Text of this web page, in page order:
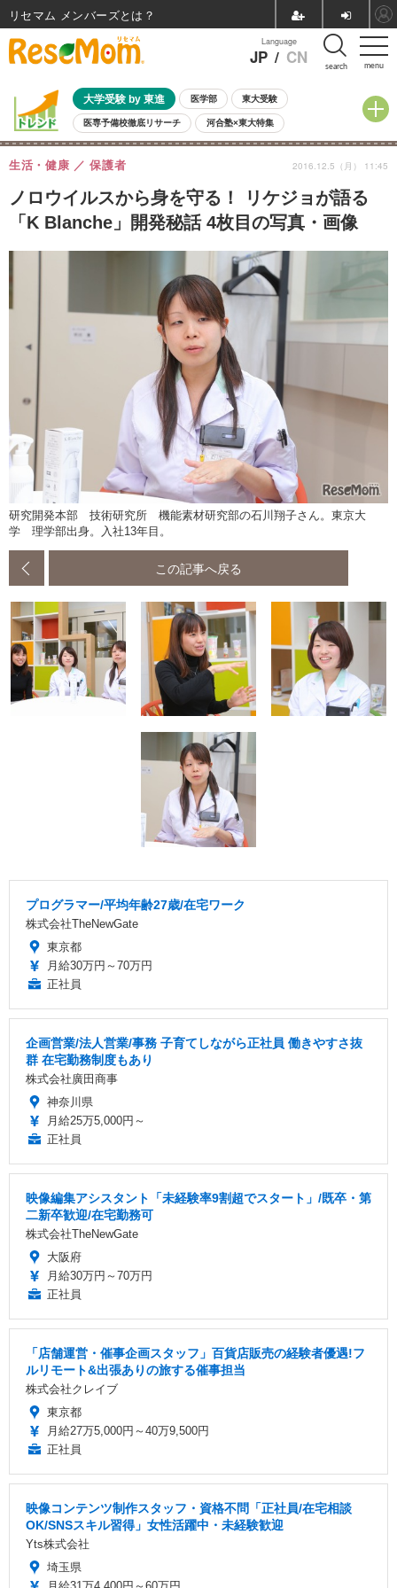
menu
Language
JP / CN search
大学受験 by 東進 医学部 東大受験
医専予備校徹底リサーチ 河合塾×東大特集
親子で考える大学選び 高校受験 中学受験 小学校受験
共通テスト 夏休み
8月開催イベント・WS 全国公立高校 過去問 人気記事
自由研究教材（小学生向け） 自由研究教材（中学生向け） ランキング
ノロウイルスから身を守る！ リケジョが語る
「K Blanche」開発秘話 4枚目の写真・画像
生活・健康 保護者 2016.12.5（月） 11:45
研究開発本部 技術研究所 機能素材研究部の石川翔子さん。東京大
学 理学部出身。入社13年目。
この記事へ戻る
プログラマー/平均年齢27歳/在宅ワーク
株式会社TheNewGate
東京都
月給30万円～70万円
正社員
企画営業/法人営業/事務 子育てしながら正社員 働きやすさ抜
群 在宅勤務制度もあり
株式会社廣田商事
神奈川県
月給25万5,000円～
正社員
映像編集アシスタント「未経験率9割超でスタート」/既卒・第
二新卒歓迎/在宅勤務可
株式会社TheNewGate
大阪府
月給30万円～70万円
正社員
「店舗運営・催事企画スタッフ」百貨店販売の経験者優遇!フ
ルリモート&出張ありの旅する催事担当
株式会社クレイブ
東京都
月給27万5,000円～40万9,500円
正社員
映像コンテンツ制作スタッフ・資格不問「正社員/在宅相談
OK/SNSスキル習得」女性活躍中・未経験歓迎
Yts株式会社
埼玉県
リセマム メンバーズ